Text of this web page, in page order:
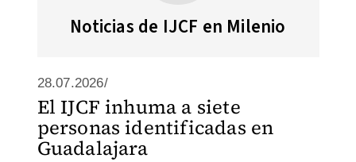
Noticias de IJCF en Milenio
28.07.2026/
El IJCF inhuma a siete
personas identificadas en
Guadalajara